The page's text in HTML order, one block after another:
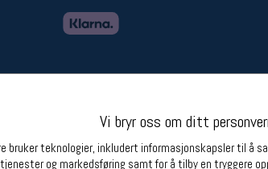
Vi bryr oss om ditt
bruker teknologier, inkludert informasjonskapsler til å
og markedsføring samt for å tilby en tryggere